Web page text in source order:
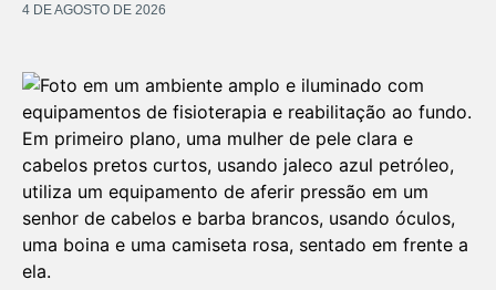
4 DE AGOSTO DE 2026